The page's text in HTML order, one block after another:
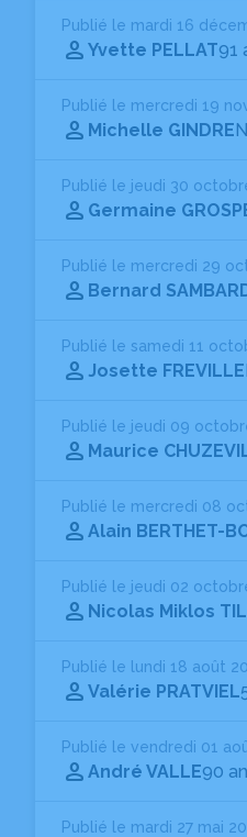
Publié le mardi 16
Yvette PELLAT91
Publié le mercredi 19
Michelle GINDRE
Publié le jeudi 30
Germaine
Publié le mercredi 29
Bernard
Publié le samedi 11
Josette FREVILLE
Publié le jeudi 09
Maurice
Publié le mercredi 08
Alain BERTHET-
Publié le jeudi 02
Nicolas Miklos
Publié le lundi 18 août
Valérie PRATVIEL
Publié le vendredi 01
André VALLE90
Publié le mardi 27 mai